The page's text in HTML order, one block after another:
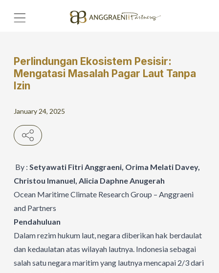
Home
Get Connect
Perlindungan Ekosistem Pesisir:
Mengatasi Masalah Pagar Laut Tanpa
Izin
January 24, 2025
By : Setyawati Fitri Anggraeni, Orima Melati Davey,
Christou Imanuel, Alicia Daphne Anugerah
Ocean Maritime Climate Research Group – Anggraeni
and Partners
Pendahuluan
Dalam rezim hukum laut, negara diberikan hak berdaulat
dan kedaulatan atas wilayah lautnya. Indonesia sebagai
salah satu negara maritim yang lautnya mencapai 2/3 dari